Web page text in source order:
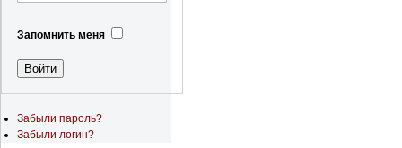
Запомнить меня
Забыли пароль?
Забыли логин?